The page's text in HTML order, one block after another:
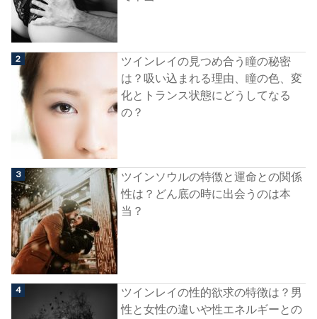
ツインレイの見つめ合う瞳の秘密
は？吸い込まれる理由、瞳の色、変
化とトランス状態にどうしてなる
の？
ツインソウルの特徴と運命との関係
性は？どん底の時に出会うのは本
当？
ツインレイの性的欲求の特徴は？男
性と女性の違いや性エネルギーとの